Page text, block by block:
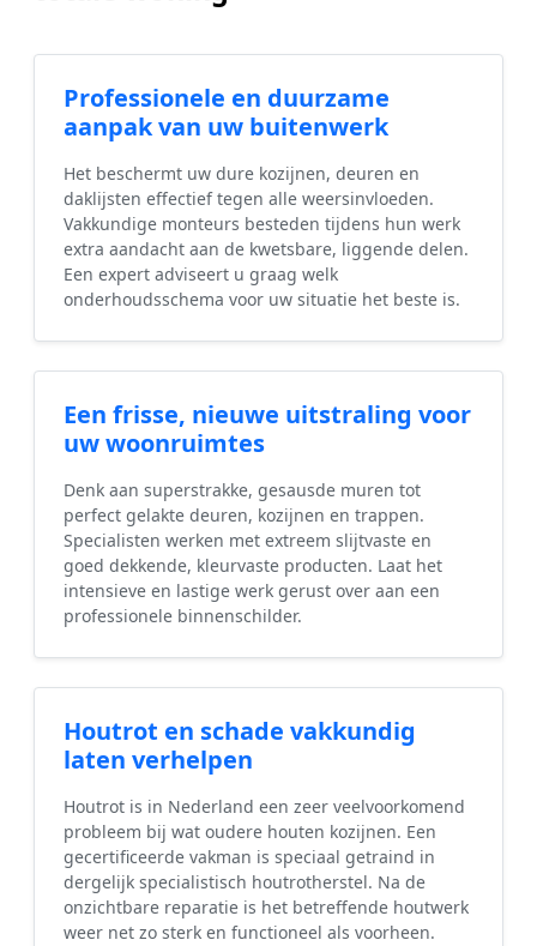
Professionele en duurzame
aanpak van uw buitenwerk
Het beschermt uw dure kozijnen, deuren en
daklijsten effectief tegen alle weersinvloeden.
Vakkundige monteurs besteden tijdens hun werk
extra aandacht aan de kwetsbare, liggende delen.
Een expert adviseert u graag welk
onderhoudsschema voor uw situatie het beste is.
Een frisse, nieuwe uitstraling voor
uw woonruimtes
Denk aan superstrakke, gesausde muren tot
perfect gelakte deuren, kozijnen en trappen.
Specialisten werken met extreem slijtvaste en
goed dekkende, kleurvaste producten. Laat het
intensieve en lastige werk gerust over aan een
professionele binnenschilder.
Houtrot en schade vakkundig
laten verhelpen
Houtrot is in Nederland een zeer veelvoorkomend
probleem bij wat oudere houten kozijnen. Een
gecertificeerde vakman is speciaal getraind in
dergelijk specialistisch houtrotherstel. Na de
onzichtbare reparatie is het betreffende houtwerk
weer net zo sterk en functioneel als voorheen.